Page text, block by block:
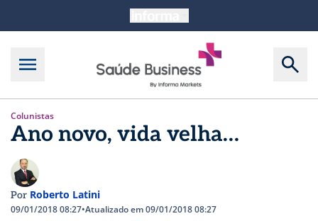
Colunistas
Ano novo, vida velha…
Por Roberto Latini
09/01/2018 08:27•Atualizado em 09/01/2018 08:27